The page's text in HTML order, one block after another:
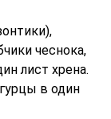
чеснока,
лист хрена.
в один